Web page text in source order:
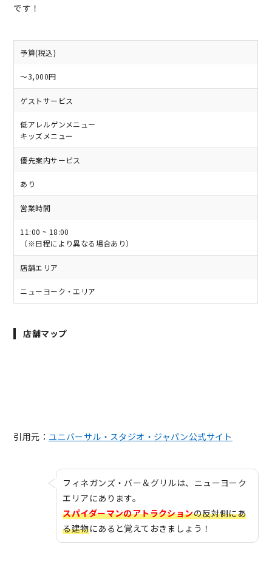
です！
予算(税込)
～3,000円
ゲストサービス
低アレルゲンメニュー
キッズメニュー
優先案内サービス
あり
営業時間
11:00 ~ 18:00
（※日程により異なる場合あり）
店舗エリア
ニューヨーク・エリア
店舗マップ
引用元： ユニバーサル・スタジオ・ジャパン公式サイト
フィネガンズ・バー＆グリルは、ニューヨーク
エリアにあります。
スパイダーマンのアトラクションの反対側にあ
る建物にあると覚えておきましょう！